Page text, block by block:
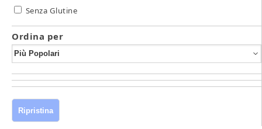
Senza Glutine
Ordina per